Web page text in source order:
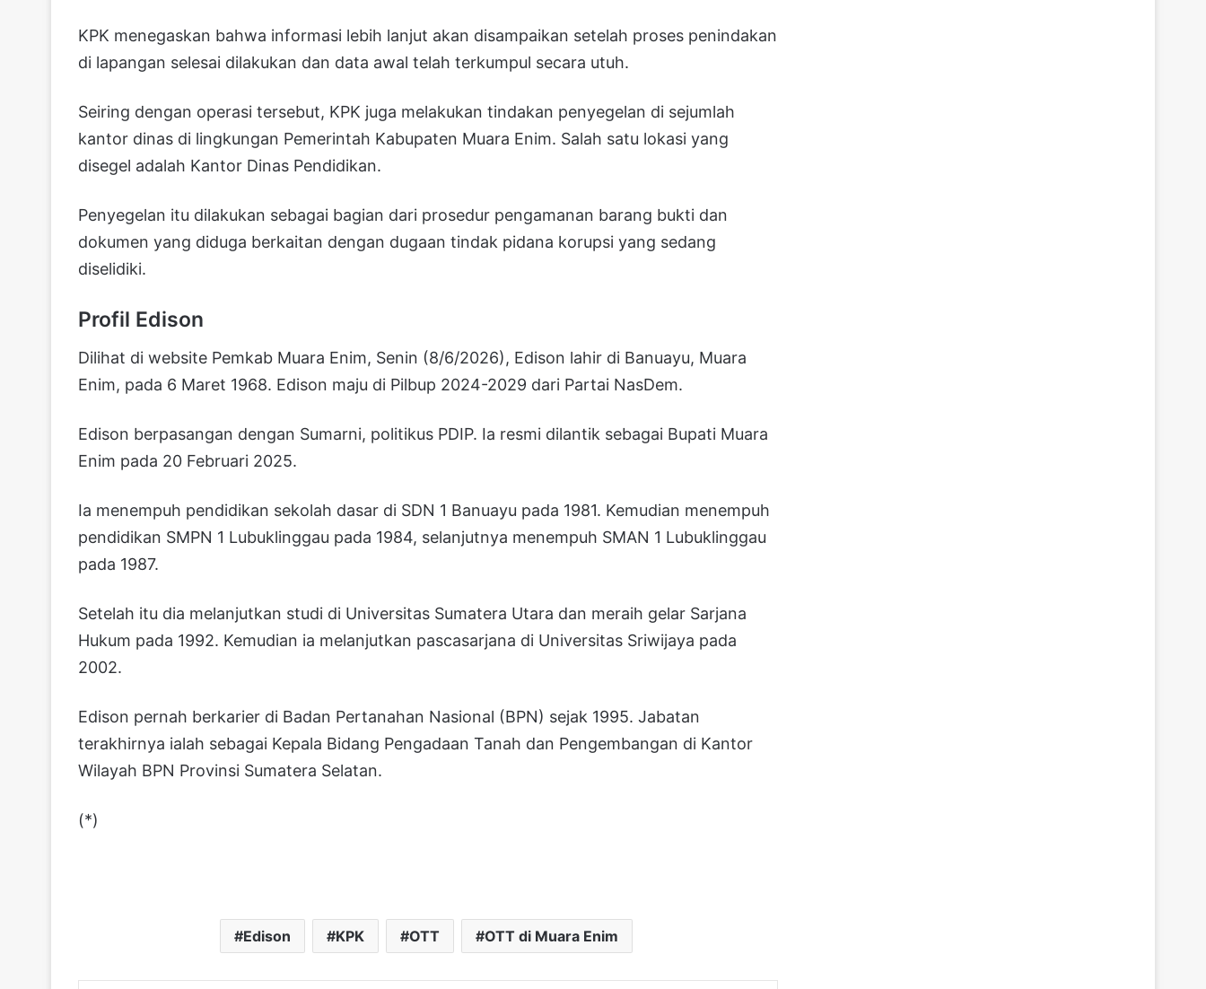
KPK menegaskan bahwa informasi lebih lanjut akan disampaikan setelah proses penindakan
di lapangan selesai dilakukan dan data awal telah terkumpul secara utuh.
Seiring dengan operasi tersebut, KPK juga melakukan tindakan penyegelan di sejumlah
kantor dinas di lingkungan Pemerintah Kabupaten Muara Enim. Salah satu lokasi yang
disegel adalah Kantor Dinas Pendidikan.
Penyegelan itu dilakukan sebagai bagian dari prosedur pengamanan barang bukti dan
dokumen yang diduga berkaitan dengan dugaan tindak pidana korupsi yang sedang
diselidiki.
Profil Edison
Dilihat di website Pemkab Muara Enim, Senin (8/6/2026), Edison lahir di Banuayu, Muara
Enim, pada 6 Maret 1968. Edison maju di Pilbup 2024-2029 dari Partai NasDem.
Edison berpasangan dengan Sumarni, politikus PDIP. Ia resmi dilantik sebagai Bupati Muara
Enim pada 20 Februari 2025.
Ia menempuh pendidikan sekolah dasar di SDN 1 Banuayu pada 1981. Kemudian menempuh
pendidikan SMPN 1 Lubuklinggau pada 1984, selanjutnya menempuh SMAN 1 Lubuklinggau
pada 1987.
Setelah itu dia melanjutkan studi di Universitas Sumatera Utara dan meraih gelar Sarjana
Hukum pada 1992. Kemudian ia melanjutkan pascasarjana di Universitas Sriwijaya pada
2002.
Edison pernah berkarier di Badan Pertanahan Nasional (BPN) sejak 1995. Jabatan
terakhirnya ialah sebagai Kepala Bidang Pengadaan Tanah dan Pengembangan di Kantor
Wilayah BPN Provinsi Sumatera Selatan.
(*)
Edison KPK OTT OTT di Muara Enim